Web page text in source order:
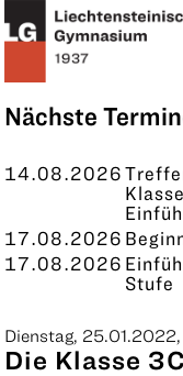
Nächste
14.08.2026
17.08.2026
17.08.2026
Stufe
KONTAKT
Dienstag,
Die Klasse